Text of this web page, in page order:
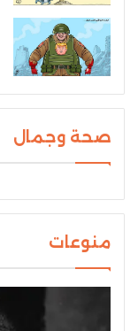
صحة وجمال
منوعات